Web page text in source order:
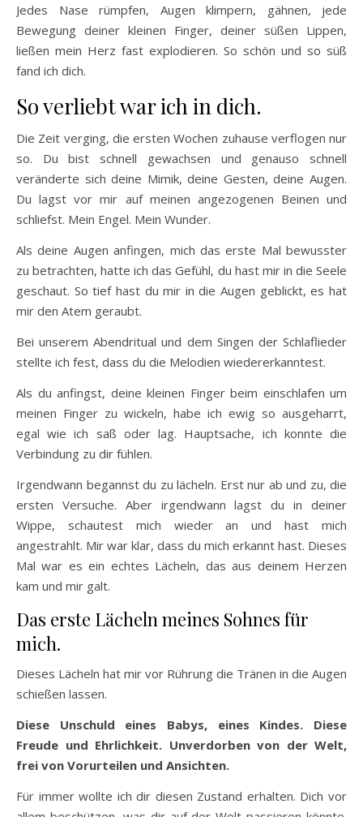
Jedes Nase rümpfen, Augen klimpern, gähnen, jede
Bewegung deiner kleinen Finger, deiner süßen Lippen,
ließen mein Herz fast explodieren. So schön und so süß
fand ich dich.
So verliebt war ich in dich.
Die Zeit verging, die ersten Wochen zuhause verflogen nur
so. Du bist schnell gewachsen und genauso schnell
veränderte sich deine Mimik, deine Gesten, deine Augen.
Du lagst vor mir auf meinen angezogenen Beinen und
schliefst. Mein Engel. Mein Wunder.
Als deine Augen anfingen, mich das erste Mal bewusster
zu betrachten, hatte ich das Gefühl, du hast mir in die Seele
geschaut. So tief hast du mir in die Augen geblickt, es hat
mir den Atem geraubt.
Bei unserem Abendritual und dem Singen der Schlaflieder
stellte ich fest, dass du die Melodien wiedererkanntest.
Als du anfingst, deine kleinen Finger beim einschlafen um
meinen Finger zu wickeln, habe ich ewig so ausgeharrt,
egal wie ich saß oder lag. Hauptsache, ich konnte die
Verbindung zu dir fühlen.
Irgendwann begannst du zu lächeln. Erst nur ab und zu, die
ersten Versuche. Aber irgendwann lagst du in deiner
Wippe, schautest mich wieder an und hast mich
angestrahlt. Mir war klar, dass du mich erkannt hast. Dieses
Mal war es ein echtes Lächeln, das aus deinem Herzen
kam und mir galt.
Das erste Lächeln meines Sohnes für
mich.
Dieses Lächeln hat mir vor Rührung die Tränen in die Augen
schießen lassen.
Diese Unschuld eines Babys, eines Kindes. Diese
Freude und Ehrlichkeit. Unverdorben von der Welt,
frei von Vorurteilen und Ansichten.
Für immer wollte ich dir diesen Zustand erhalten. Dich vor